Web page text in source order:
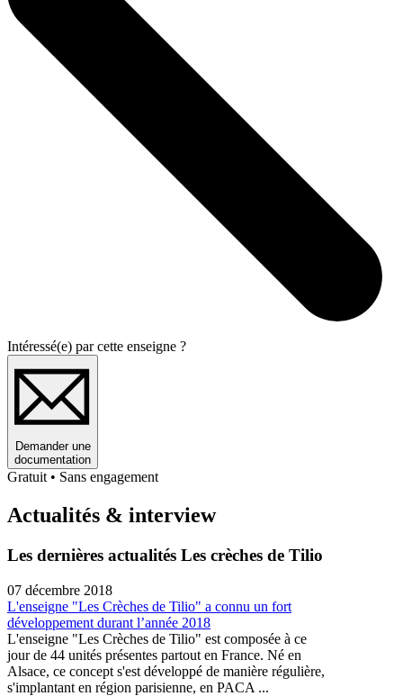
Intéressé(e) par cette enseigne ?
Demander une
documentation
Gratuit • Sans engagement
Actualités & interview
Les dernières actualités Les crèches de Tilio
07 décembre 2018
L'enseigne "Les Crèches de Tilio" a connu un fort
développement durant l’année 2018
L'enseigne "Les Crèches de Tilio" est composée à ce
jour de 44 unités présentes partout en France. Né en
Alsace, ce concept s'est développé de manière régulière,
s'implantant en région parisienne, en PACA ...